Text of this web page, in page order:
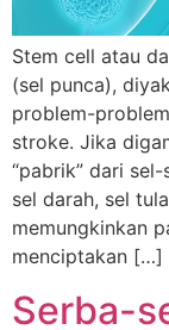
Stem cell atau
(sel punca),
problem-
stroke. Jika
“pabrik” dari
sel darah, sel
memungkinkan
menciptakan […]
Serba-